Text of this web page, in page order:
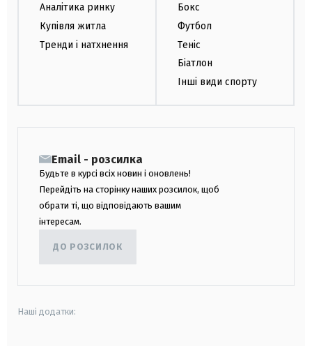
Аналітика ринку
Купівля житла
Тренди і натхнення
Бокс
Футбол
Теніс
Біатлон
Інші види спорту
Email - розсилка
Будьте в курсі всіх новин і оновлень!
Перейдіть на сторінку наших розсилок, щоб
обрати ті, що відповідають вашим
інтересам.
ДО РОЗСИЛОК
Наші додатки: